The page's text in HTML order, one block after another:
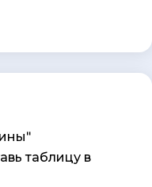
таблицу в